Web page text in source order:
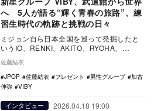
へ 5人が語る“輝く青春の旅路”、練
習生時代の軌跡と挑戦の日々
ミジョン自ら日本全国を巡って発掘したと
いうIO、RENKI、AKITO、RYOHA、
KOTAROの5人からなるVIBYが、6月2…
佐藤結衣
JPOP
佐藤結衣 プレゼント 男性グループ
加古
伸弥
VIBY
インタビュー 2026.04.18 19:00